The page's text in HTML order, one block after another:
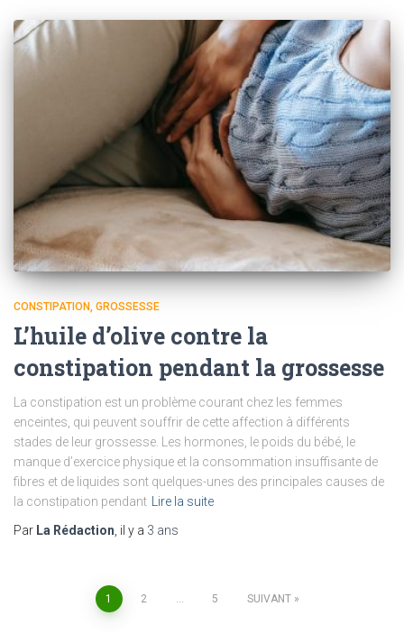
CONSTIPATION GROSSESSE
L’huile d’olive contre la
constipation pendant la grossesse
La constipation est un problème courant chez les femmes
enceintes, qui peuvent souffrir de cette affection à différents
stades de leur grossesse. Les hormones, le poids du bébé, le
manque d’exercice physique et la consommation insuffisante de
fibres et de liquides sont quelques-unes des principales causes de
la constipation pendant Lire la suite
Par La Rédaction , il y a 3 ans
Pagination
1 2 5 SUIVANT